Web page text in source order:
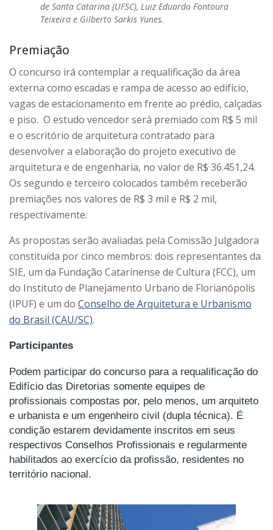
de Santa Catarina (UFSC), Luiz Eduardo Fontoura
Teixeira e Gilberto Sarkis Yunes.
Premiação
O concurso irá contemplar a requalificação da área
externa como escadas e rampa de acesso ao edifício,
vagas de estacionamento em frente ao prédio, calçadas
e piso. O estudo vencedor será premiado com R$ 5 mil
e o escritório de arquitetura contratado para
desenvolver a elaboração do projeto executivo de
arquitetura e de engenharia, no valor de R$ 36.451,24.
Os segundo e terceiro colocados também receberão
premiações nos valores de R$ 3 mil e R$ 2 mil,
respectivamente.
As propostas serão avaliadas pela Comissão Julgadora
constituída por cinco membros: dois representantes da
SIE, um da Fundação Catarinense de Cultura (FCC), um
do Instituto de Planejamento Urbano de Florianópolis
(IPUF) e um do Conselho de Arquitetura e Urbanismo
do Brasil (CAU/SC).
Participantes
Podem participar do concurso para a requalificação do
Edifício das Diretorias somente equipes de
profissionais compostas por, pelo menos, um arquiteto
e urbanista e um engenheiro civil (dupla técnica). É
condição estarem devidamente inscritos em seus
respectivos Conselhos Profissionais e regularmente
habilitados ao exercício da profissão, residentes no
território nacional.